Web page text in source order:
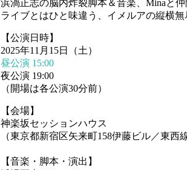
浜渦正志の脳内炸裂脚本＆音楽、Minaと
ライブとはひと味違う、イメルアの縦横無
【公演日時】
2025年11月15日（土）
昼公演 15:00
夜公演 19:00
（開場は各公演30分前）
【会場】
神楽坂セッションハウス
（東京都新宿区矢来町158伊藤ビル／東西
【音楽・脚本・演出】